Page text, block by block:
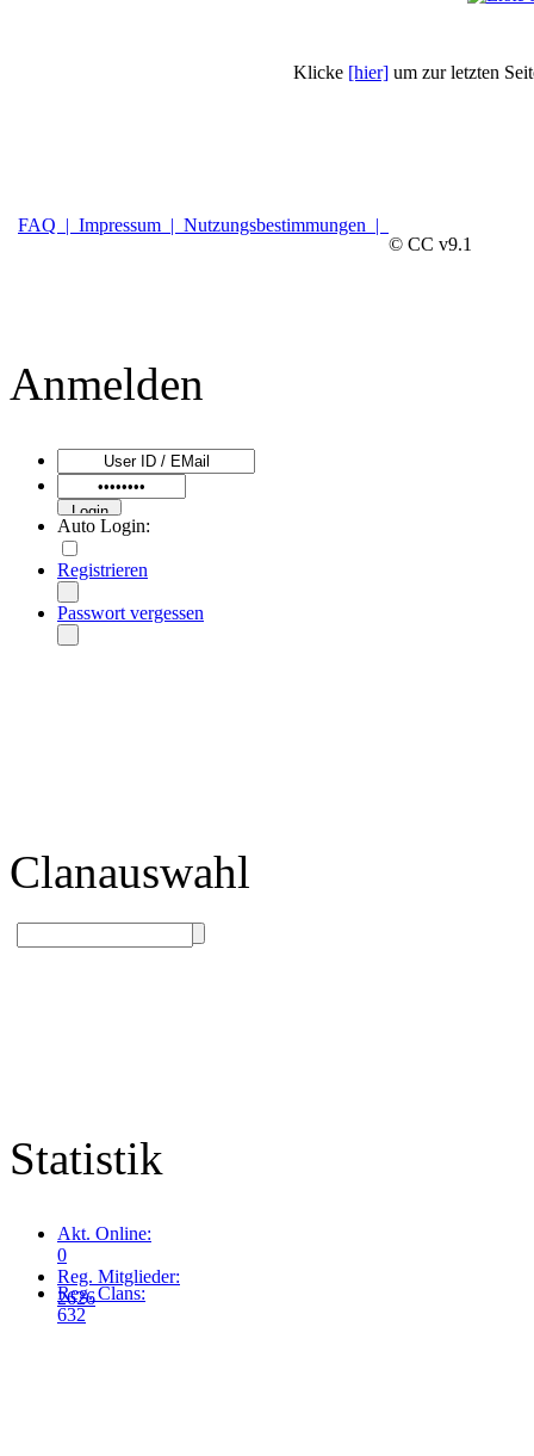
Klicke [hier] um zur letzten
FAQ | Impressum | Nutzungsbestimmungen |
© CC v9.1
Anmelden
Auto Login:
Registrieren
Passwort vergessen
Clanauswahl
Statistik
Akt. Online:
0
Reg. Mitglieder:
2626
Reg. Clans:
632